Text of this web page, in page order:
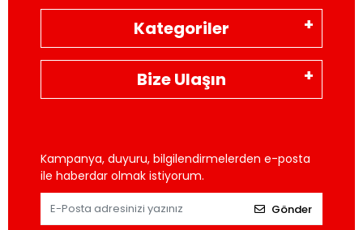
Kategoriler
Bize Ulaşın
Kampanya, duyuru, bilgilendirmelerden e-posta
ile haberdar olmak istiyorum.
Gönder